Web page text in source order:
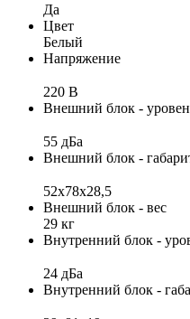
Да
Цвет
Белый
Напряжение
220 В
Внешний блок -
55 дБа
Внешний блок -
52х78х28,5
Внешний блок - вес
29 кг
Внутренний блок -
24 дБа
Внутренний блок -